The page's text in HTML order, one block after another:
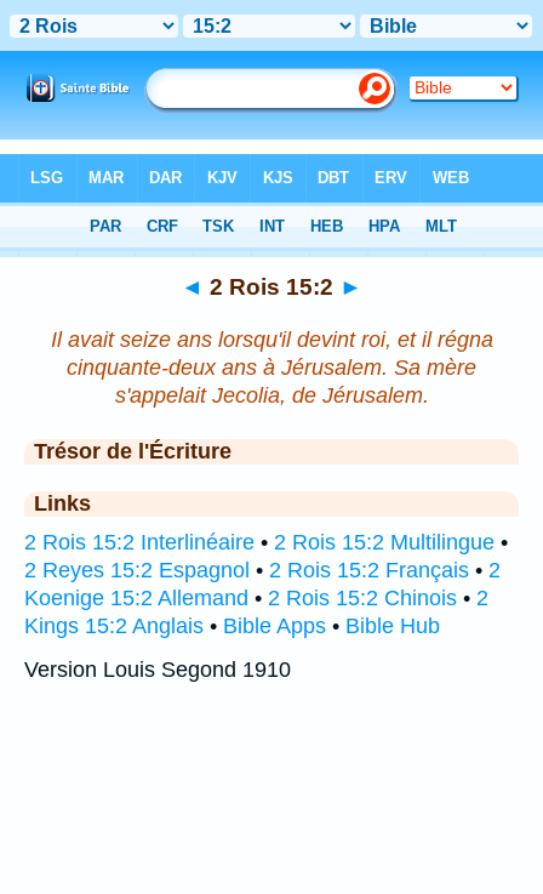
Chapitre 15> Verset 2
◄ 2 Rois 15:2 ►
Il avait seize ans lorsqu'il devint roi, et il régna
cinquante-deux ans à Jérusalem. Sa mère
s'appelait Jecolia, de Jérusalem.
Trésor de l'Écriture
Links
2 Rois 15:2 Interlinéaire • 2 Rois 15:2 Multilingue •
2 Reyes 15:2 Espagnol • 2 Rois 15:2 Français • 2
Koenige 15:2 Allemand • 2 Rois 15:2 Chinois • 2
Kings 15:2 Anglais • Bible Apps • Bible Hub
Version Louis Segond 1910